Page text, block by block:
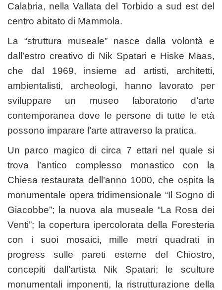
Calabria, nella Vallata del Torbido a sud est del
centro abitato di Mammola.
La “struttura museale” nasce dalla volontà e
dall’estro creativo di Nik Spatari e Hiske Maas,
che dal 1969, insieme ad artisti, architetti,
ambientalisti, archeologi, hanno lavorato per
sviluppare un museo laboratorio d’arte
contemporanea dove le persone di tutte le età
possono imparare l’arte attraverso la pratica.
Un parco magico di circa 7 ettari nel quale si
trova l’antico complesso monastico con la
Chiesa restaurata dell’anno 1000, che ospita la
monumentale opera tridimensionale “Il Sogno di
Giacobbe”; la nuova ala museale “La Rosa dei
Venti”; la copertura ipercolorata della Foresteria
con i suoi mosaici, mille metri quadrati in
progress sulle pareti esterne del Chiostro,
concepiti dall’artista Nik Spatari; le sculture
monumentali imponenti, la ristrutturazione della